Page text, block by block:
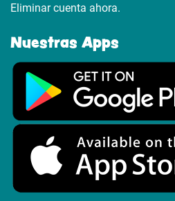
Eliminar cuenta ahora.
Nuestras Apps